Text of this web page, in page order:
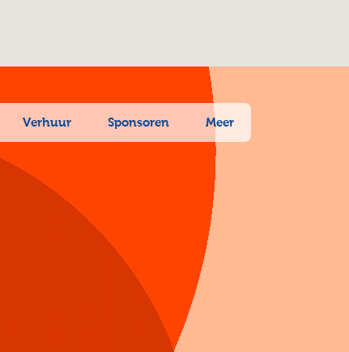
Verhuur Sponsoren Meer